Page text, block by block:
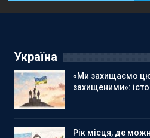
Україна
«Ми захищаємо
захищеними»:
Рік місця, де